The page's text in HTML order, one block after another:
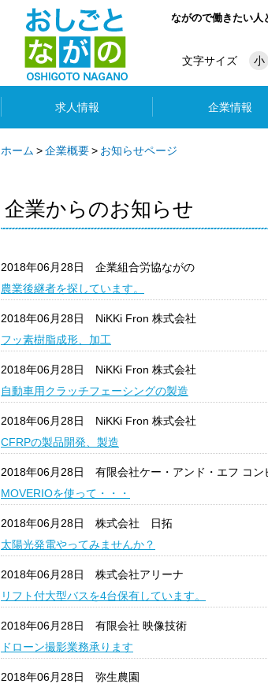
ながので働きたい
文字サイズ 小
求人情報 企業情報
ホーム 企業概要 お知らせページ
企業からのお知らせ
2018年06月28日
企業組合労協ながの
農業後継者を探しています。
2018年06月28日
NiKKi Fron 株式会社
フッ素樹脂成形、加工
2018年06月28日
NiKKi Fron 株式会社
自動車用クラッチフェーシングの製造
2018年06月28日
NiKKi Fron 株式会社
CFRPの製品開発、製造
2018年06月28日
有限会社ケー・アンド・エフ コン
MOVERIOを使って・・・
2018年06月28日
株式会社 日拓
太陽光発電やってみませんか？
2018年06月28日
株式会社アリーナ
リフト付大型バスを4台保有しています。
2018年06月28日
有限会社 映像技術
ドローン撮影業務承ります
2018年06月28日
弥生農園